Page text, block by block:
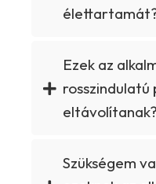
Ezek az
eltávolítanak?
Szükségem